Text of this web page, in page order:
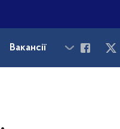
Вакансії